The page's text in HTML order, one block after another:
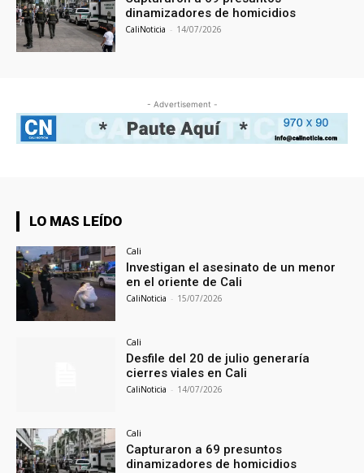
dinamizadores de homicidios
CaliNoticia - 14/07/2026
- Advertisement -
LO MAS LEÍDO
Cali
Investigan el asesinato de un menor
en el oriente de Cali
CaliNoticia - 15/07/2026
Cali
Desfile del 20 de julio generaría
cierres viales en Cali
CaliNoticia - 14/07/2026
Cali
Capturaron a 69 presuntos
dinamizadores de homicidios